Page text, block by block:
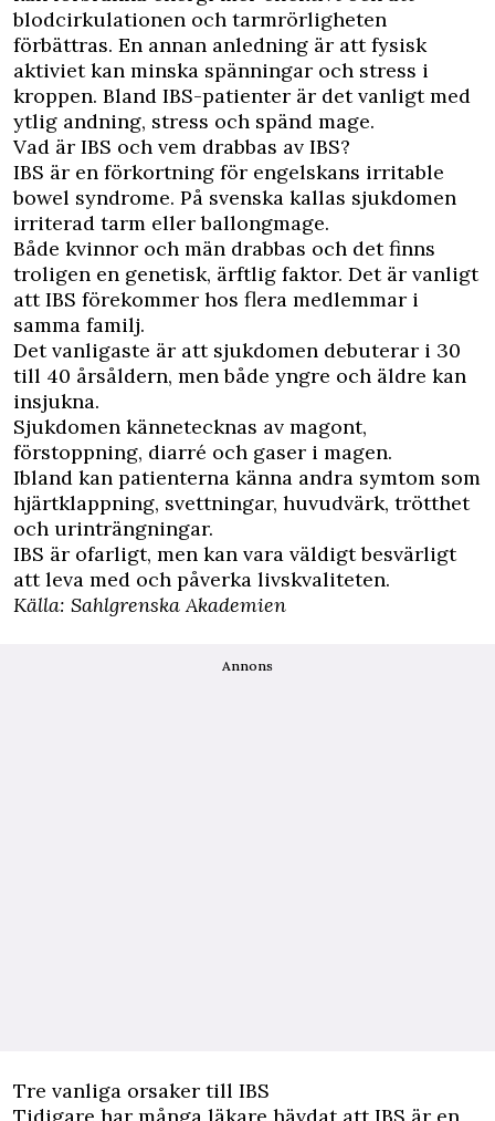
blodcirkulationen och tarmrörligheten
förbättras. En annan anledning är att fysisk
aktiviet kan minska spänningar och stress i
kroppen. Bland IBS-patienter är det vanligt med
ytlig andning, stress och spänd mage.
Vad är IBS och vem drabbas av IBS?
IBS är en förkortning för engelskans irritable
bowel syndrome. På svenska kallas sjukdomen
irriterad tarm eller ballongmage.
Både kvinnor och män drabbas och det finns
troligen en genetisk, ärftlig faktor. Det är vanligt
att IBS förekommer hos flera medlemmar i
samma familj.
Det vanligaste är att sjukdomen debuterar i 30
till 40 årsåldern, men både yngre och äldre kan
insjukna.
Sjukdomen kännetecknas av magont,
förstoppning, diarré och gaser i magen.
Ibland kan patienterna känna andra symtom som
hjärtklappning, svettningar, huvudvärk, trötthet
och urinträngningar.
IBS är ofarligt, men kan vara väldigt besvärligt
att leva med och påverka livskvaliteten.
Källa: Sahlgrenska Akademien
Annons
Tre vanliga orsaker till IBS